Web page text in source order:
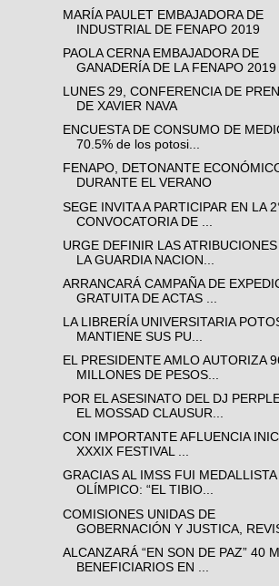
MARÍA PAULET EMBAJADORA DE
INDUSTRIAL DE FENAPO 2019
PAOLA CERNA EMBAJADORA DE
GANADERÍA DE LA FENAPO 2019
LUNES 29, CONFERENCIA DE
DE XAVIER NAVA
ENCUESTA DE CONSUMO DE
70.5% de los potosi...
FENAPO, DETONANTE
DURANTE EL VERANO
SEGE INVITA A PARTICIPAR EN LA
CONVOCATORIA DE ...
URGE DEFINIR LAS
LA GUARDIA NACION...
ARRANCARÁ CAMPAÑA DE
GRATUITA DE ACTAS ...
LA LIBRERÍA UNIVERSITARIA
MANTIENE SUS PU...
EL PRESIDENTE AMLO AUTORIZA
MILLONES DE PESOS...
POR EL ASESINATO DEL DJ
EL MOSSAD CLAUSUR...
CON IMPORTANTE AFLUENCIA
XXXIX FESTIVAL ...
GRACIAS AL IMSS FUI MEDALLISTA
OLÍMPICO: “EL TIBIO...
COMISIONES UNIDAS DE
GOBERNACIÓN Y JUSTICA,
ALCANZARÁ “EN SON DE PAZ” 40
BENEFICIARIOS EN ...